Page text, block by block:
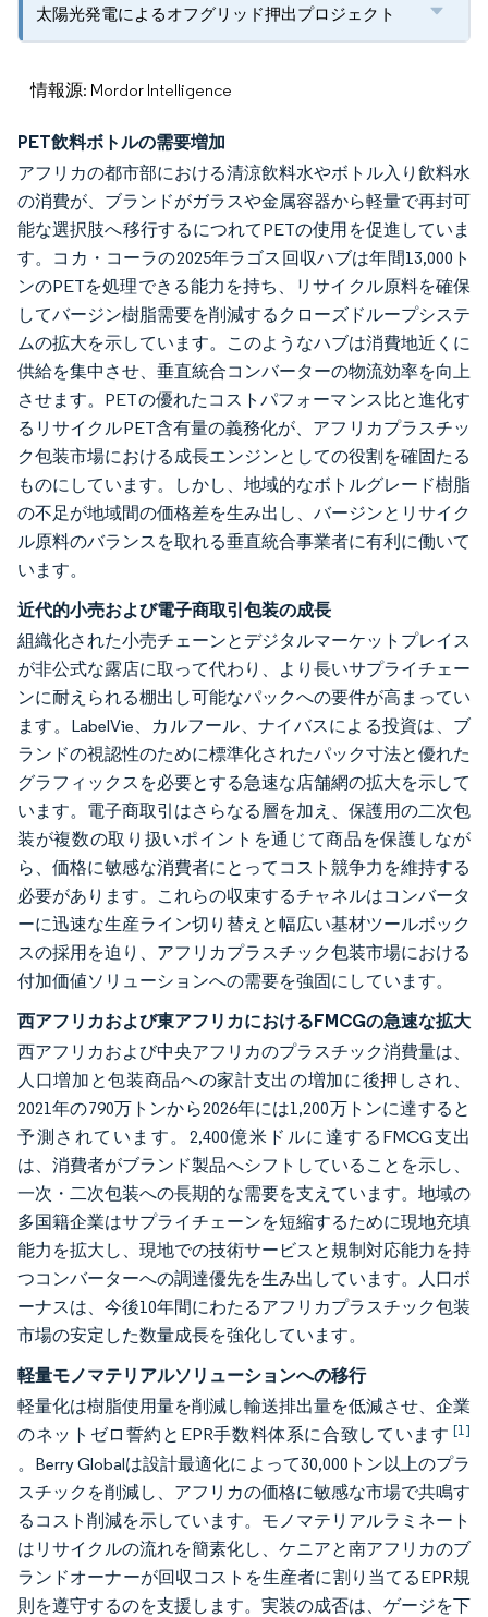
太陽光発電によるオフグリッド押出プロジェクト
情報源: Mordor Intelligence
PET飲料ボトルの需要増加
アフリカの都市部における清涼飲料水やボトル入り飲料水
の消費が、ブランドがガラスや金属容器から軽量で再封可
能な選択肢へ移行するにつれてPETの使用を促進していま
す。コカ・コーラの2025年ラゴス回収ハブは年間13,000ト
ンのPETを処理できる能力を持ち、リサイクル原料を確保
してバージン樹脂需要を削減するクローズドループシステ
ムの拡大を示しています。このようなハブは消費地近くに
供給を集中させ、垂直統合コンバーターの物流効率を向上
させます。PETの優れたコストパフォーマンス比と進化す
るリサイクルPET含有量の義務化が、アフリカプラスチッ
ク包装市場における成長エンジンとしての役割を確固たる
ものにしています。しかし、地域的なボトルグレード樹脂
の不足が地域間の価格差を生み出し、バージンとリサイク
ル原料のバランスを取れる垂直統合事業者に有利に働いて
います。
近代的小売および電子商取引包装の成長
組織化された小売チェーンとデジタルマーケットプレイス
が非公式な露店に取って代わり、より長いサプライチェー
ンに耐えられる棚出し可能なパックへの要件が高まってい
ます。LabelVie、カルフール、ナイバスによる投資は、ブ
ランドの視認性のために標準化されたパック寸法と優れた
グラフィックスを必要とする急速な店舗網の拡大を示して
います。電子商取引はさらなる層を加え、保護用の二次包
装が複数の取り扱いポイントを通じて商品を保護しなが
ら、価格に敏感な消費者にとってコスト競争力を維持する
必要があります。これらの収束するチャネルはコンバータ
ーに迅速な生産ライン切り替えと幅広い基材ツールボック
スの採用を迫り、アフリカプラスチック包装市場における
付加価値ソリューションへの需要を強固にしています。
西アフリカおよび東アフリカにおけるFMCGの急速な拡大
西アフリカおよび中央アフリカのプラスチック消費量は、
人口増加と包装商品への家計支出の増加に後押しされ、
2021年の790万トンから2026年には1,200万トンに達すると
予測されています。2,400億米ドルに達するFMCG支出
は、消費者がブランド製品へシフトしていることを示し、
一次・二次包装への長期的な需要を支えています。地域の
多国籍企業はサプライチェーンを短縮するために現地充填
能力を拡大し、現地での技術サービスと規制対応能力を持
つコンバーターへの調達優先を生み出しています。人口ボ
ーナスは、今後10年間にわたるアフリカプラスチック包装
市場の安定した数量成長を強化しています。
軽量モノマテリアルソリューションへの移行
軽量化は樹脂使用量を削減し輸送排出量を低減させ、企業
のネットゼロ誓約とEPR手数料体系に合致しています [1]
。Berry Globalは設計最適化によって30,000トン以上のプラ
スチックを削減し、アフリカの価格に敏感な市場で共鳴す
るコスト削減を示しています。モノマテリアルラミネート
はリサイクルの流れを簡素化し、ケニアと南アフリカのブ
ランドオーナーが回収コストを生産者に割り当てるEPR規
則を遵守するのを支援します。実装の成否は、ゲージを下